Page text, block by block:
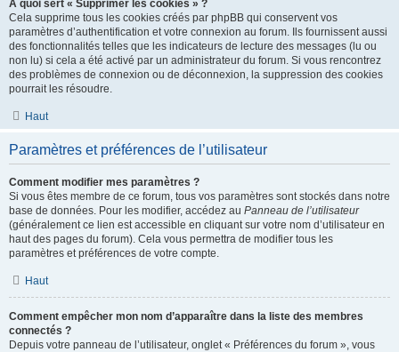
À quoi sert « Supprimer les cookies » ?
Cela supprime tous les cookies créés par phpBB qui conservent vos
paramètres d’authentification et votre connexion au forum. Ils fournissent aussi
des fonctionnalités telles que les indicateurs de lecture des messages (lu ou
non lu) si cela a été activé par un administrateur du forum. Si vous rencontrez
des problèmes de connexion ou de déconnexion, la suppression des cookies
pourrait les résoudre.
Haut
Paramètres et préférences de l’utilisateur
Comment modifier mes paramètres ?
Si vous êtes membre de ce forum, tous vos paramètres sont stockés dans notre
base de données. Pour les modifier, accédez au Panneau de l’utilisateur
(généralement ce lien est accessible en cliquant sur votre nom d’utilisateur en
haut des pages du forum). Cela vous permettra de modifier tous les
paramètres et préférences de votre compte.
Haut
Comment empêcher mon nom d’apparaître dans la liste des membres
connectés ?
Depuis votre panneau de l’utilisateur, onglet « Préférences du forum », vous